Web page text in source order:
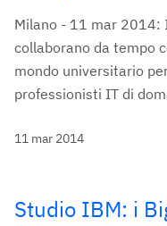
Milano - 11 mar 2014:
collaborano da tempo
mondo universitario
professionisti IT di
11 mar 2014
Studio IBM: i